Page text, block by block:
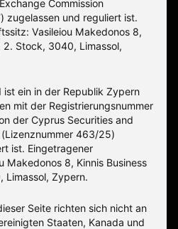
Commission
zugelassen und reguliert ist.
Vasileiou Makedonos 8,
2. Stock, 3040, Limassol,
ein in der Republik Zypern
mit der Registrierungsnummer
der Cyprus Securities and
463/25)
ist. Eingetragener
Makedonos 8, Kinnis Business
Limassol, Zypern.
Seite richten sich nicht an
Staaten, Kanada und